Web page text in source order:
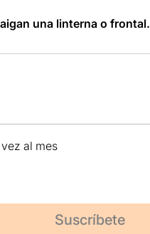
una linterna o frontal.
al mes